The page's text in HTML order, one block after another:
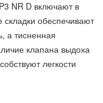
NR D включают в
обеспечивают
а тисненная
клапана выдоха
легкости